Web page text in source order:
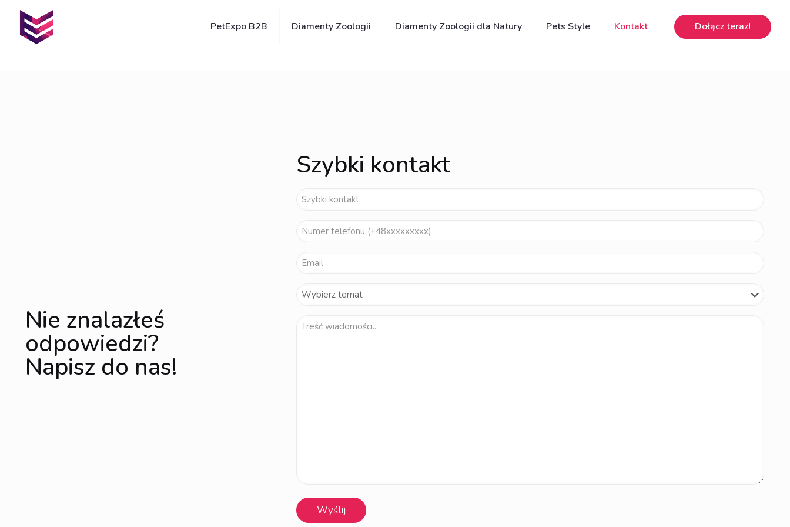
PetExpo B2B Diamenty Zoologii Diamenty Zoologii dla Natury Pets Style Kontakt Dołącz teraz!
Nie znalazłeś
odpowiedzi?
Napisz do nas!
Szybki kontakt
Imię
nazwisko
Telefon
Email
Wybierz
(wymagane)
Treść